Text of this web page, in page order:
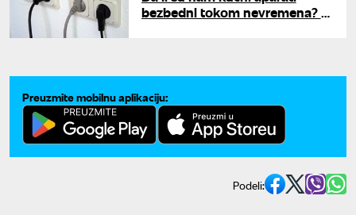
bezbedni tokom nevremena? U
Preuzmite mobilnu aplikaciju:
Podeli: